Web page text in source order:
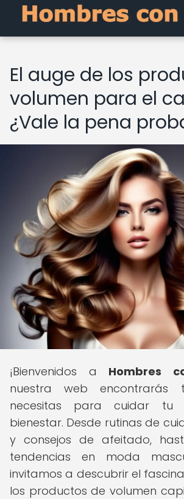
El auge de los
volumen para el
¿Vale la pena
¡Bienvenidos a Hombres
nuestra web
necesitas para cuidar tu
bienestar. Desde rutinas de
y consejos de afeitado,
tendencias en moda
invitamos a descubrir el
los productos de volumen